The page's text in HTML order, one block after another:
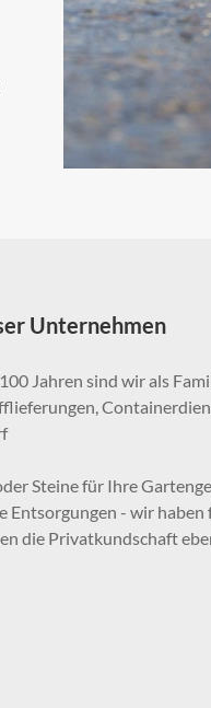
Unternehmen
Jahren sind wir als
Steine für Ihre
Entsorgungen - wir
die Privatkundschaft